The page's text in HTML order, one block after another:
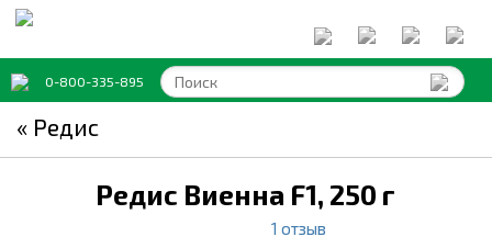
0-800-335-895
« Редис
Редис Виенна F1, 250 г
1 отзыв